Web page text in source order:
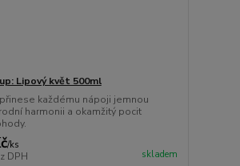
Lipový květ 500ml
každému nápoji jemnou
harmonii a okamžitý pocit
/ks
DPH skladem